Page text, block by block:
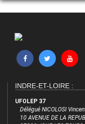
INDRE-ET-LOIRE :
UFOLEP 37
Délégué NICOLOSI
10 AVENUE DE LA